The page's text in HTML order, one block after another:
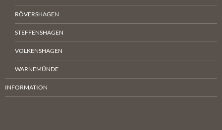
RÖVERSHAGEN
STEFFENSHAGEN
VOLKENSHAGEN
WARNEMÜNDE
INFORMATION